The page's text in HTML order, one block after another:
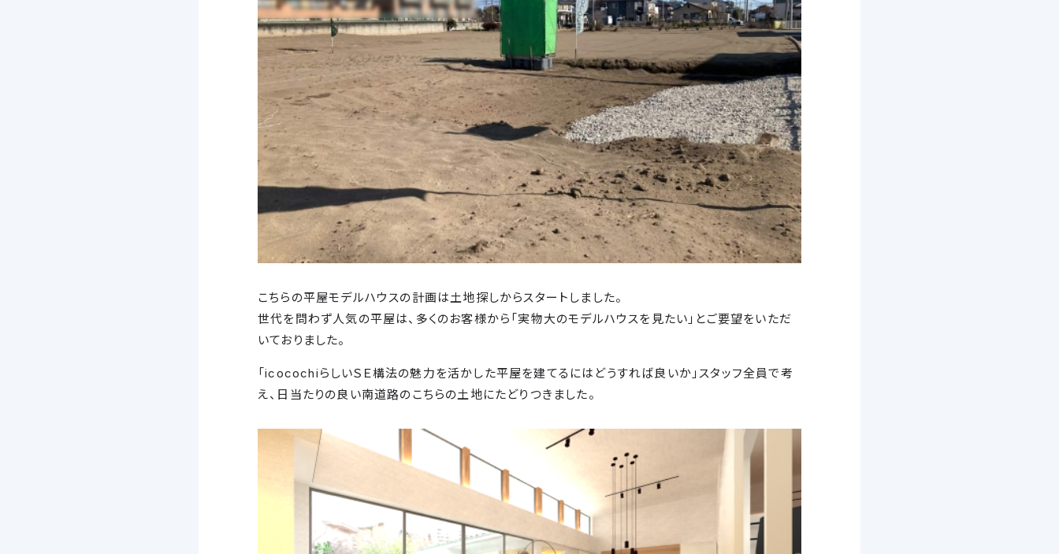
こちらの平屋モデルハウスの計画は土地探しからスタートしました。
世代を問わず人気の平屋は、多くのお客様から「実物大のモデルハウスを見たい」とご要望をいただ
いておりました。
「icocochiらしいＳＥ構法の魅力を活かした平屋を建てるにはどうすれば良いか」スタッフ全員で考
え、日当たりの良い南道路のこちらの土地にたどりつきました。